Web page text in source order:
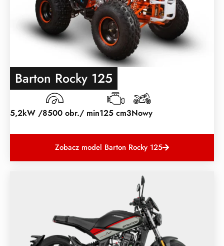
Barton Rocky 125
5,2kW /8500 obr./ min125 cm3Nowy
Zobacz model Barton Rocky 125